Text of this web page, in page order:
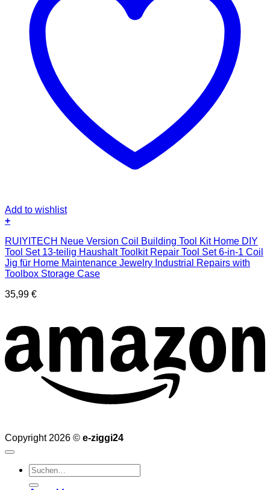
Add to wishlist
+
RUIYITECH Neue Version Coil Building Tool Kit Home DIY
Tool Set 13-teilig Haushalt Toolkit Repair Tool Set 6-in-1 Coil
Jig für Home Maintenance Jewelry Industrial Repairs with
Toolbox Storage Case
35,99 €
Copyright 2026 © e-ziggi24
Suchen
nach: